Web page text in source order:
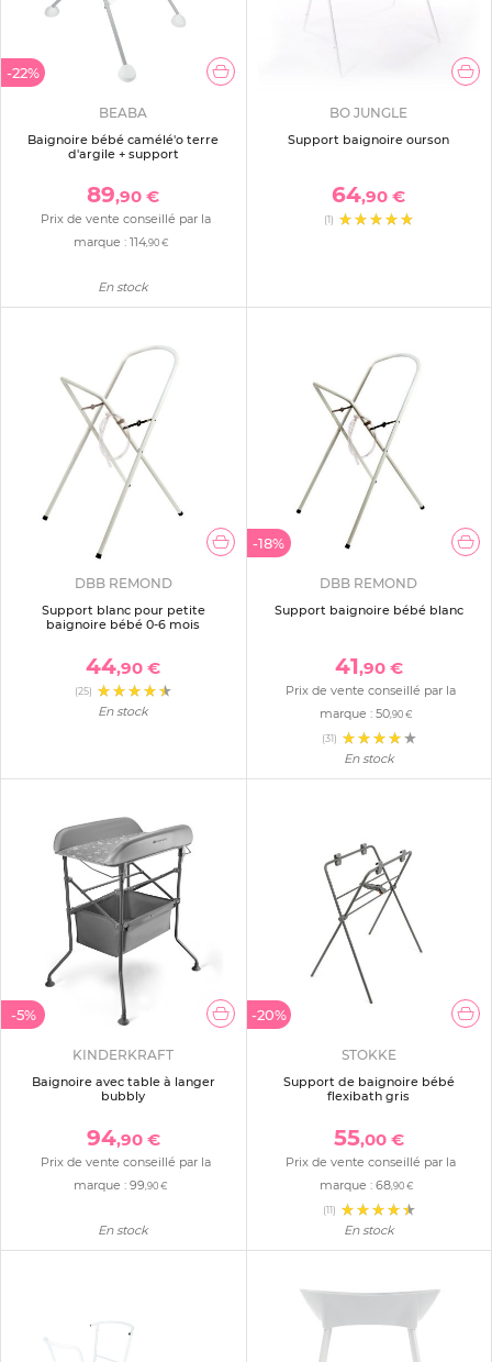
-22%
BEABA
Baignoire bébé camélé'o terre
d'argile + support
89,90 €
Prix de vente conseillé par la
marque : 114,90 €
En stock
BO JUNGLE
Support baignoire ourson
64,90 €
(1)
DBB REMOND
Support blanc pour petite
baignoire bébé 0-6 mois
44,90 €
(25)
En stock
-18%
DBB REMOND
Support baignoire bébé blanc
41,90 €
Prix de vente conseillé par la
marque :50 ,90 €
(31)
En stock
-5%
KINDERKRAFT
Baignoire avec table à langer
bubbly
94,90 €
Prix de vente conseillé par la
marque :99 ,90 €
En stock
-20%
STOKKE
Support de baignoire bébé
flexibath gris
55,00 €
Prix de vente conseillé par la
marque : 68,90 €
(11)
En stock